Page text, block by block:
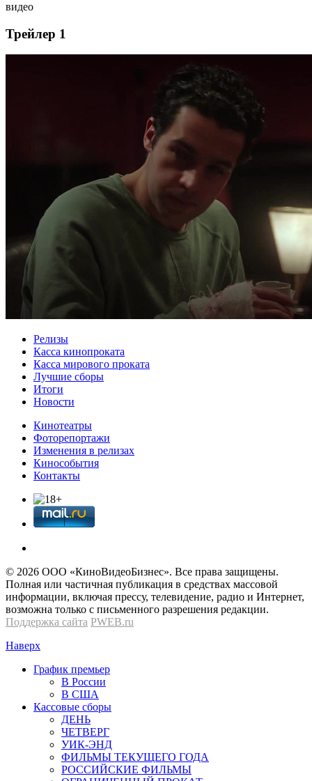
видео
Трейлер 1
Релизы
Касса кинопроката
Касса мирового проката
Лучшие сборы
Итоги
Новости
Кинотеатры
Фоторепортажи
Изменения в релизах
Кинособытия
Контакты
© 2026 OOО «КиноВидеоБизнес». Все права защищены.
Полная или частичная публикация в средствах массовой
информации, включая прессу, телевидение, радио и Интернет,
возможна только с письменного разрешения редакции.
Поддержка сайта PWEB.ru
Наверх
График премьер
В России
В США
Кассовые сборы
ДЕНЬ
ЧЕТВЕРГ
УИК-ЭНД
ФИЛЬМЫ ТЕКУЩЕГО ГОДА
РОССИЙСКИЕ ФИЛЬМЫ